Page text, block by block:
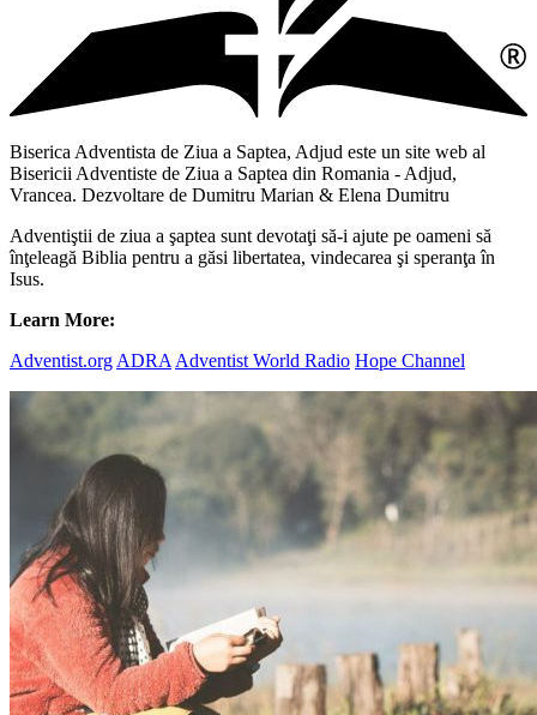
Biserica Adventista de Ziua a Saptea, Adjud este un site web al
Bisericii Adventiste de Ziua a Saptea din Romania - Adjud,
Vrancea. Dezvoltare de Dumitru Marian & Elena Dumitru
Adventiştii de ziua a şaptea sunt devotaţi să-i ajute pe oameni să
înţeleagă Biblia pentru a găsi libertatea, vindecarea şi speranţa în
Isus.
Learn More:
Adventist.org ADRA Adventist World Radio Hope Channel